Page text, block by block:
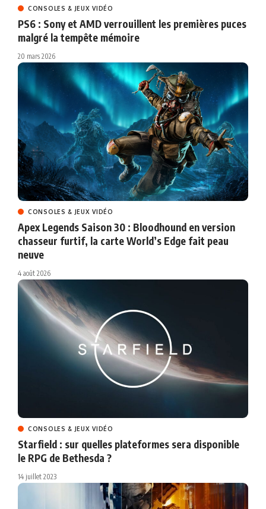
CONSOLES & JEUX VIDÉO
PS6 : Sony et AMD verrouillent les premières puces
malgré la tempête mémoire
20 mars 2026
CONSOLES & JEUX VIDÉO
Apex Legends Saison 30 : Bloodhound en version
chasseur furtif, la carte World’s Edge fait peau
neuve
4 août 2026
CONSOLES & JEUX VIDÉO
Starfield : sur quelles plateformes sera disponible
le RPG de Bethesda ?
14 juillet 2023